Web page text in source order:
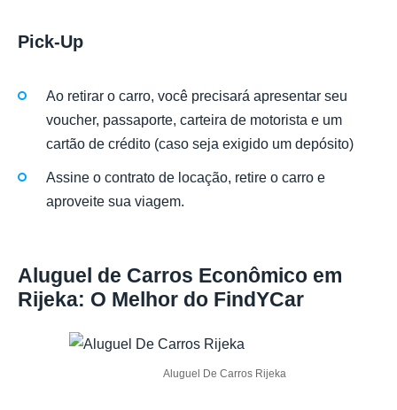
Pick-Up
Ao retirar o carro, você precisará apresentar seu
voucher, passaporte, carteira de motorista e um
cartão de crédito (caso seja exigido um depósito)
Assine o contrato de locação, retire o carro e
aproveite sua viagem.
Aluguel de Carros Econômico em
Rijeka: O Melhor do FindYCar
Aluguel De Carros Rijeka